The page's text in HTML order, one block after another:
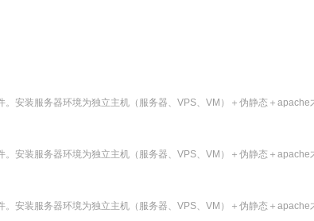
安装服务器环境为独立主机（服务器、VPS、VM）＋伪静态＋apache
安装服务器环境为独立主机（服务器、VPS、VM）＋伪静态＋apache
安装服务器环境为独立主机（服务器、VPS、VM）＋伪静态＋apache